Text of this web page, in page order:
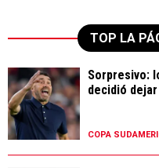
TOP LA
Sorpresivo:
decidió
COPA